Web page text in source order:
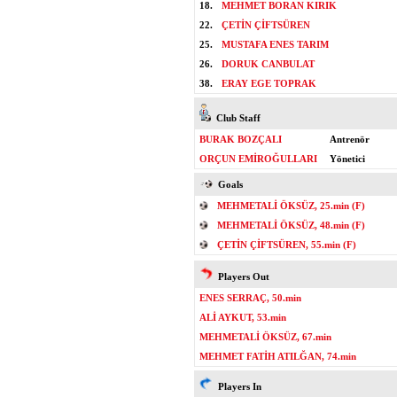
18.
MEHMET BORAN KIRIK
22.
ÇETİN ÇİFTSÜREN
25.
MUSTAFA ENES TARIM
26.
DORUK CANBULAT
38.
ERAY EGE TOPRAK
Club Staff
BURAK BOZÇALI
Antrenör
ORÇUN EMİROĞULLARI
Yönetici
Goals
MEHMETALİ ÖKSÜZ, 25.min (F)
MEHMETALİ ÖKSÜZ, 48.min (F)
ÇETİN ÇİFTSÜREN, 55.min (F)
Players Out
ENES SERRAÇ, 50.min
ALİ AYKUT, 53.min
MEHMETALİ ÖKSÜZ, 67.min
MEHMET FATİH ATILĞAN, 74.min
Players In